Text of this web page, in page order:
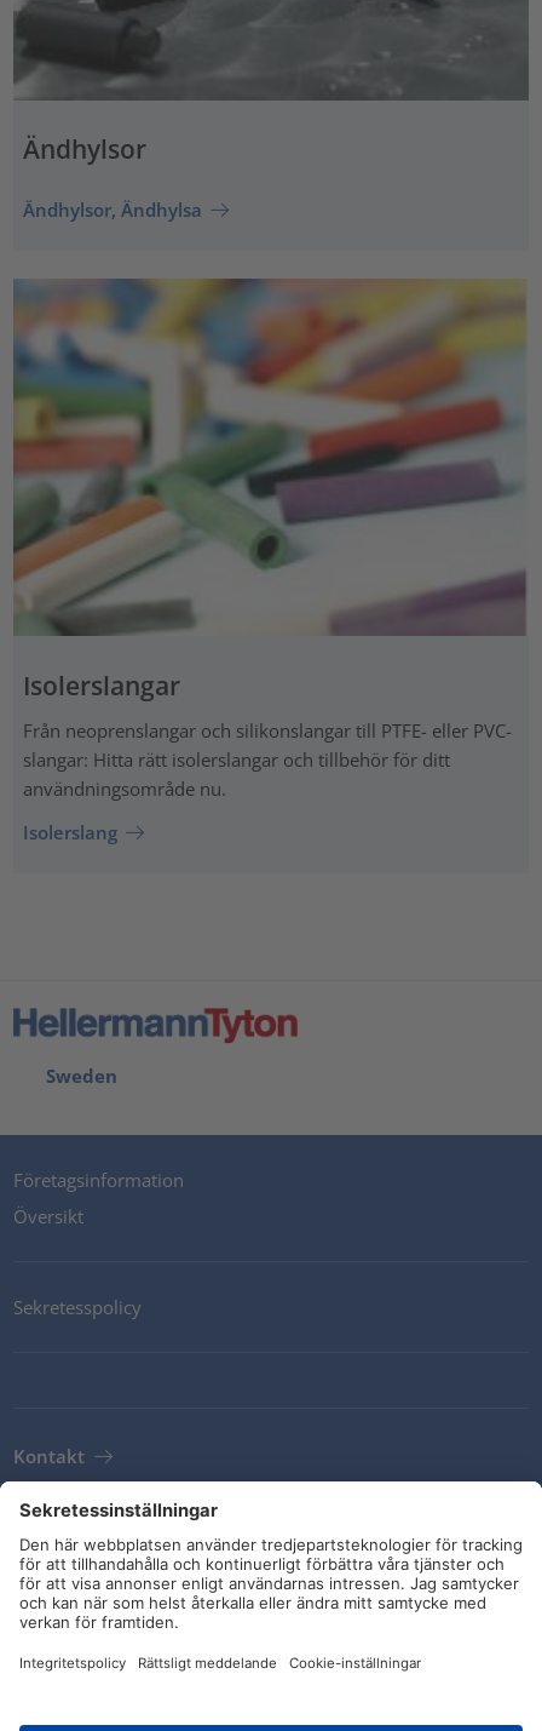
Ändhylsor
Ändhylsor, Ändhylsa
Isolerslangar
Från neoprenslangar och silikonslangar till PTFE- eller PVC-
slangar: Hitta rätt isolerslangar och tillbehör för ditt
användningsområde nu.
Isolerslang
Sweden
Företagsinformation
Översikt
Sekretesspolicy
Kontakt
Leveransvillkor
Riktlinjer och åtaganden
Sociala medier